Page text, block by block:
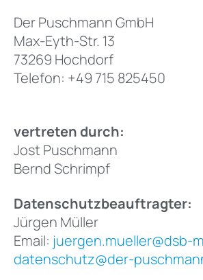
Der Puschmann GmbH
Max-Eyth-Str. 13
73269 Hochdorf
Telefon: +49 715 825450
vertreten durch:
Jost Puschmann
Bernd Schrimpf
Datenschutzbeauftragter:
Jürgen Müller
Email: juergen.mueller@dsb-
datenschutz@der-